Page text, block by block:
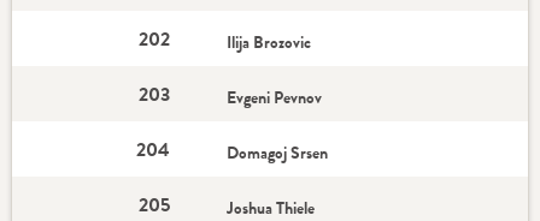
202 Ilija Brozovic
203 Evgeni Pevnov
204 Domagoj Srsen
205 Joshua Thiele